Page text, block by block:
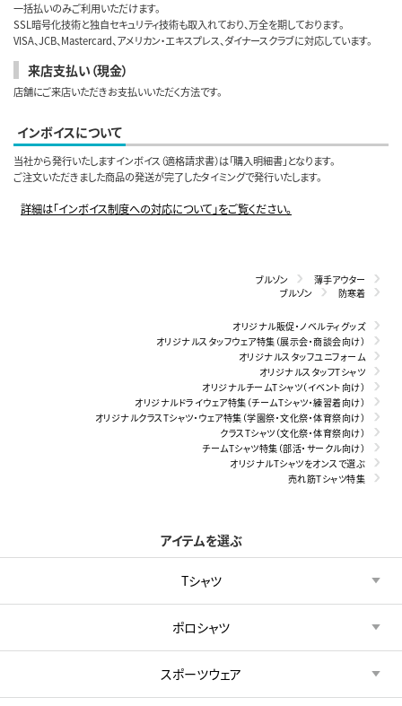
一括払いのみご利用いただけます。
SSL暗号化技術と独自セキュリティ技術も取入れており、万全を期しております。
VISA、JCB、Mastercard、アメリカン・エキスプレス、ダイナースクラブに対応しています。
来店支払い（現金）
店舗にご来店いただきお支払いいただく方法です。
インボイスについて
当社から発行いたしますインボイス（適格請求書）は「購入明細書」となります。
ご注文いただきました商品の発送が完了したタイミングで発行いたします。
詳細は「インボイス制度への対応について」をご覧ください。
ブルゾン
薄手アウター
ブルゾン
防寒着
オリジナル販促・ノベルティグッズ
オリジナルスタッフウェア特集（展示会・商談会向け）
オリジナルスタッフユニフォーム
オリジナルスタッフTシャツ
オリジナルチームTシャツ（イベント向け）
オリジナルドライウェア特集（チームTシャツ・練習着向け）
オリジナルクラスTシャツ・ウェア特集（学園祭・文化祭・体育祭向け）
クラスTシャツ（文化祭・体育祭向け）
チームTシャツ特集（部活・サークル向け）
オリジナルTシャツをオンスで選ぶ
売れ筋Tシャツ特集
アイテムを選ぶ
Tシャツ
ポロシャツ
スポーツウェア